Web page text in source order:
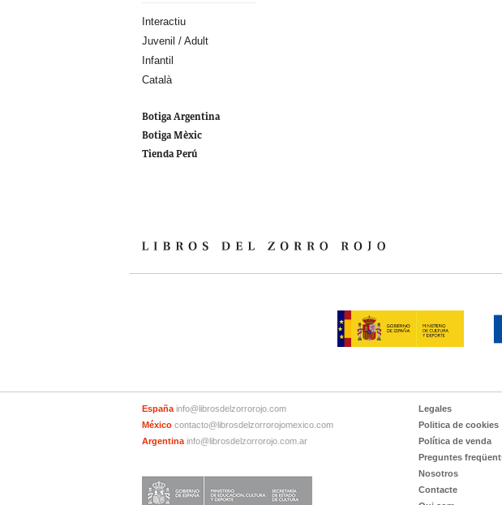
Interactiu
Juvenil / Adult
Infantil
Català
Botiga Argentina
Botiga Mèxic
Tienda Perú
España info@librosdelzorrorojo.com
México contacto@librosdelzorrorojomexico.com
Argentina info@librosdelzorrorojo.com.ar
Legales
Politica de cookies
Política de venda
Preguntes
Nosotros
Contacte